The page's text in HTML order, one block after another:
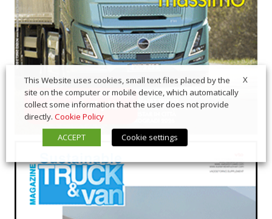
X
This Website uses cookies, small text files placed by the
site on the computer or mobile device, which automatically
collect some information that the user does not provide
directly. Cookie Policy
ACCEPT
Cookie settings